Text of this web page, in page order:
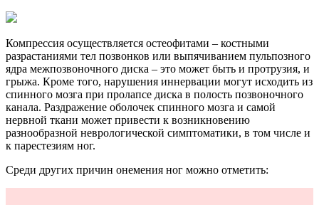
Компрессия осуществляется остеофитами – костными
разрастаниями тел позвонков или выпячиванием пульпозного
ядра межпозвоночного диска – это может быть и протрузия, и
грыжа. Кроме того, нарушения иннервации могут исходить из
спинного мозга при пролапсе диска в полость позвоночного
канала. Раздражение оболочек спинного мозга и самой
нервной ткани может привести к возникновению
разнообразной неврологической симптоматики, в том числе и
к парестезиям ног.
Среди других причин онемения ног можно отметить: